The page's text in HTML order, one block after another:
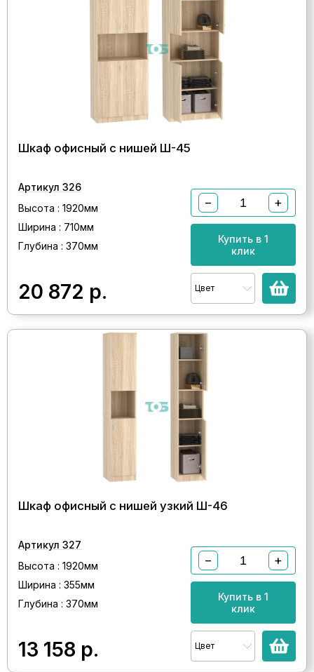
Шкаф офисный с нишей Ш-45
Артикул 326
Высота : 1920мм
Ширина : 710мм
Глубина : 370мм
20 872 р.
− +
Купить в 1
клик
Цвет
Шкаф офисный с нишей узкий Ш-46
Артикул 327
Высота : 1920мм
Ширина : 355мм
Глубина : 370мм
13 158 р.
− +
Купить в 1
клик
Цвет